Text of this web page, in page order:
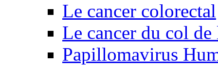
Le cancer colorectal
Le cancer du col de
Papillomavirus